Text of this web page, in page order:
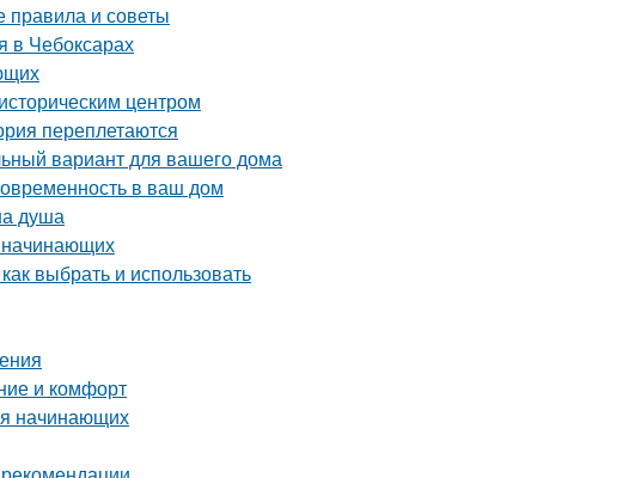
правила и советы
в Чебоксарах
центром
переплетаются
вариант для вашего дома
в ваш дом
душа
начинающих
выбрать и использовать
и комфорт
начинающих